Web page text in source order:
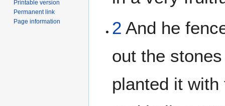
2 And he
out the
planted it
Printable version
Permanent link
Page information